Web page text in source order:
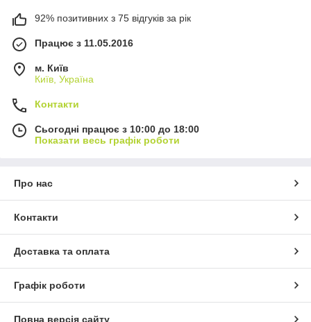
92% позитивних з 75 відгуків за рік
Працює з 11.05.2016
м. Київ
Київ, Україна
Контакти
Сьогодні працює з 10:00 до 18:00
Показати весь графік роботи
Про нас
Контакти
Доставка та оплата
Графік роботи
Повна версія сайту